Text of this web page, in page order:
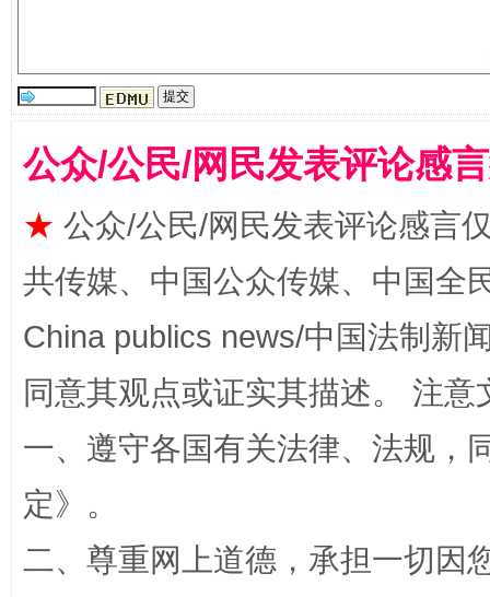
公众/公民/网民发表评论感
★ 公众/公民/网民发表评论感言
共传媒、中国公众传媒、中国全
China publics news/中国法制新
同意其观点或证实其描述。 注
一、遵守各国有关法律、法规，
定》。
二、尊重网上道德，承担一切因